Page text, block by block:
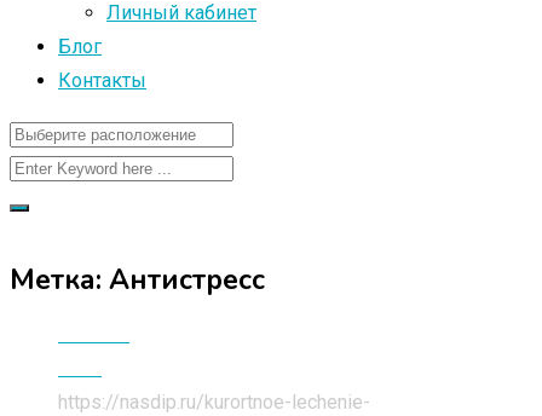
Личный кабинет
Блог
Контакты
Метка: Антистресс
https://nasdip.ru/kurortnoe-lechenie-